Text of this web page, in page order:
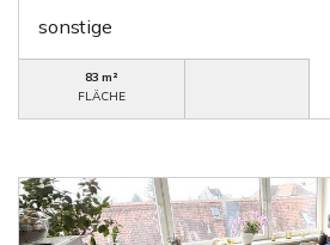
sonstige
83 m²
FLÄCHE